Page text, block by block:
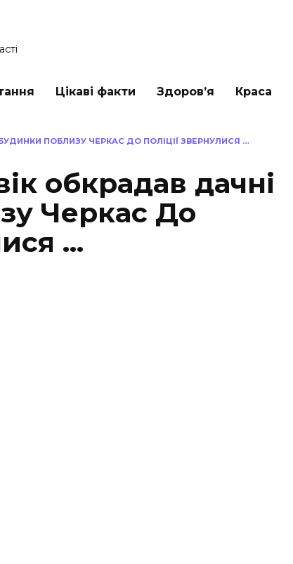
Цікаві факти Здоров’я Краса
ПОБЛИЗУ ЧЕРКАС ДО ПОЛІЦІЇ ЗВЕРНУЛИСЯ …
обкрадав дачні
Черкас До
…